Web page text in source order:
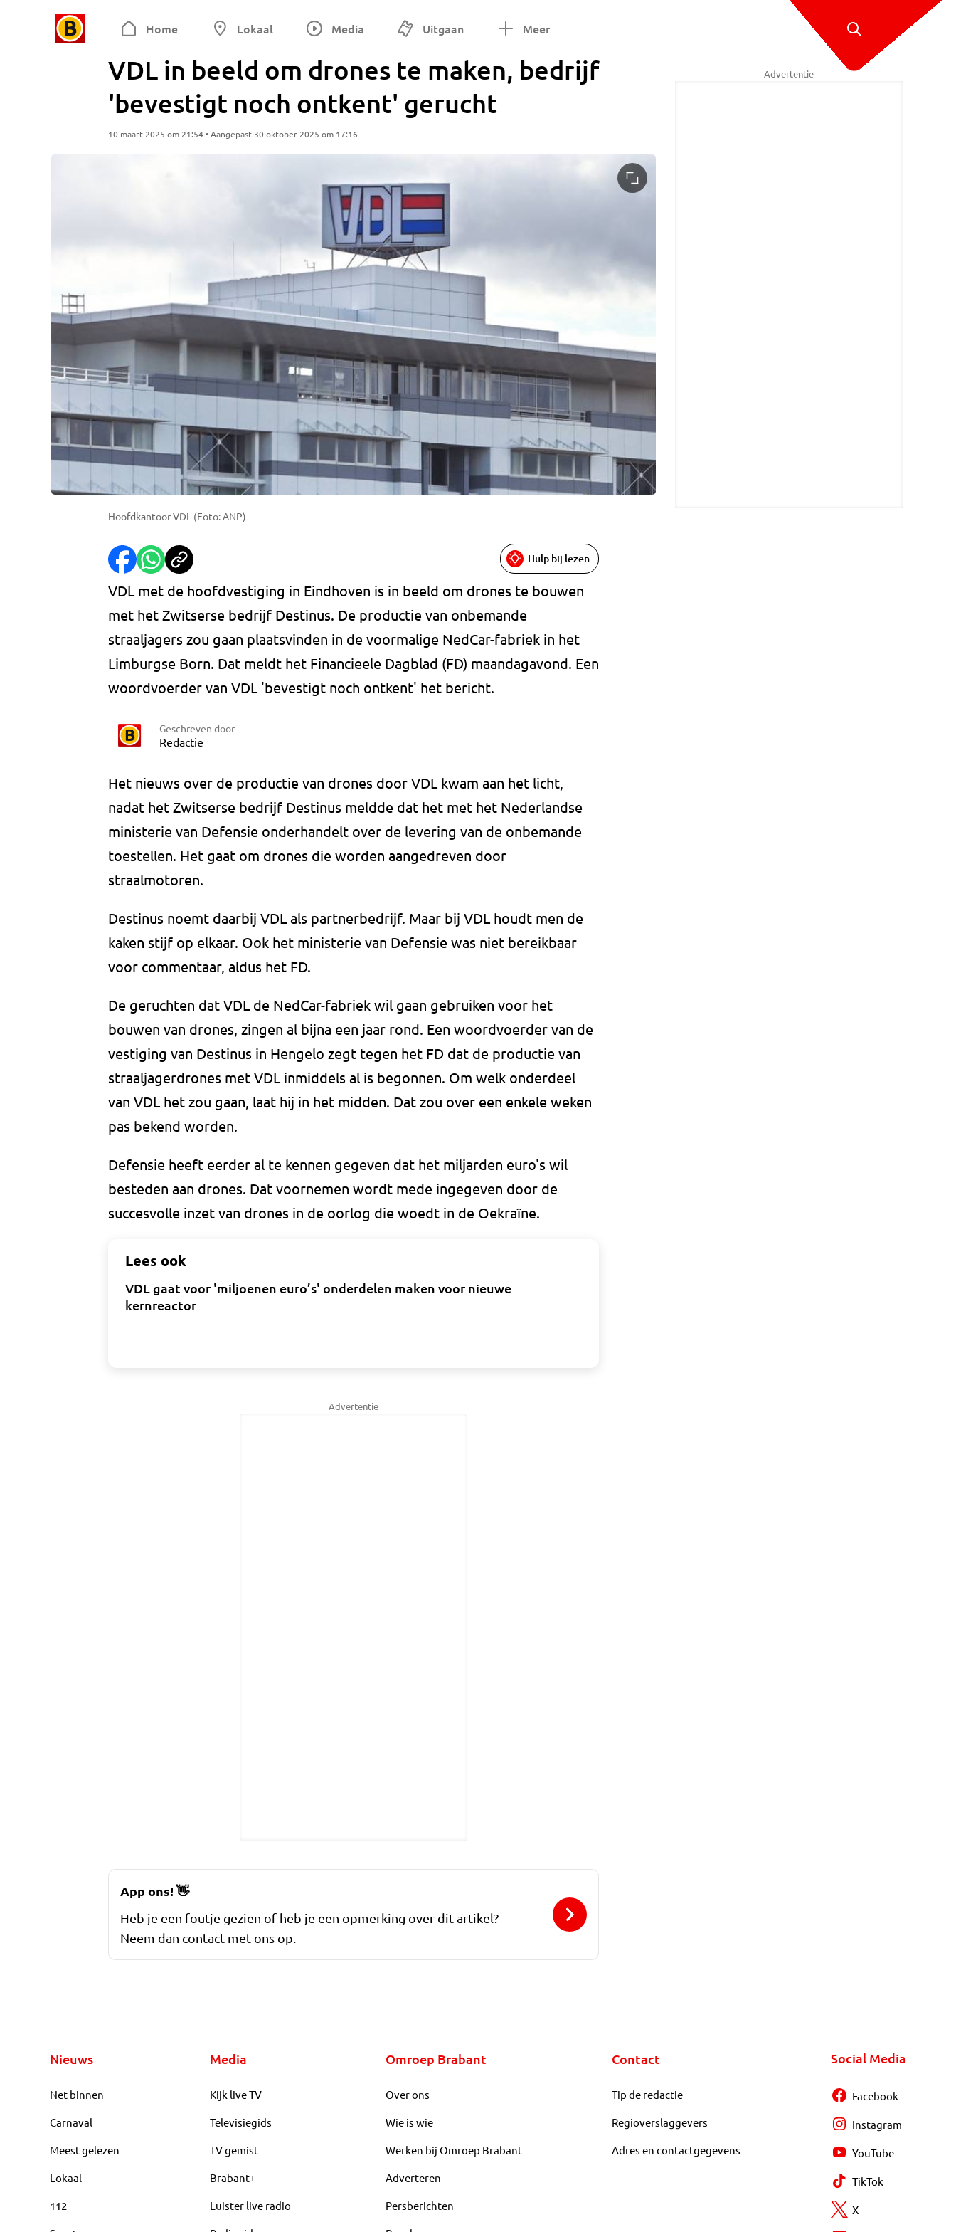
Home Lokaal Media Uitgaan Meer
VDL in beeld om drones te maken, bedrijf
'bevestigt noch ontkent' gerucht
10 maart 2025 om 21:54 • Aangepast 30 oktober 2025 om 17:16
Hoofdkantoor VDL (Foto: ANP)
Hulp bij lezen
VDL met de hoofdvestiging in Eindhoven is in beeld om drones te bouwen
met het Zwitserse bedrijf Destinus. De productie van onbemande
straaljagers zou gaan plaatsvinden in de voormalige NedCar-fabriek in het
Limburgse Born. Dat meldt het Financieele Dagblad (FD) maandagavond. Een
woordvoerder van VDL 'bevestigt noch ontkent' het bericht.
Geschreven door
Redactie
Het nieuws over de productie van drones door VDL kwam aan het licht,
nadat het Zwitserse bedrijf Destinus meldde dat het met het Nederlandse
ministerie van Defensie onderhandelt over de levering van de onbemande
toestellen. Het gaat om drones die worden aangedreven door
straalmotoren.
Destinus noemt daarbij VDL als partnerbedrijf. Maar bij VDL houdt men de
kaken stijf op elkaar. Ook het ministerie van Defensie was niet bereikbaar
voor commentaar, aldus het FD.
De geruchten dat VDL de NedCar-fabriek wil gaan gebruiken voor het
bouwen van drones, zingen al bijna een jaar rond. Een woordvoerder van de
vestiging van Destinus in Hengelo zegt tegen het FD dat de productie van
straaljagerdrones met VDL inmiddels al is begonnen. Om welk onderdeel
van VDL het zou gaan, laat hij in het midden. Dat zou over een enkele weken
pas bekend worden.
Defensie heeft eerder al te kennen gegeven dat het miljarden euro's wil
besteden aan drones. Dat voornemen wordt mede ingegeven door de
succesvolle inzet van drones in de oorlog die woedt in de Oekraïne.
Lees ook
VDL gaat voor 'miljoenen euro’s' onderdelen maken voor nieuwe
kernreactor
Advertentie
Advertentie
App ons!👋
Heb je een foutje gezien of heb je een opmerking over dit artikel?
Neem dan contact met ons op.
Nieuws
Net binnen
Carnaval
Meest gelezen
Lokaal
112
Media
Kijk live TV
Televisiegids
TV gemist
Brabant+
Luister live radio
Omroep Brabant
Over ons
Wie is wie
Werken bij Omroep Brabant
Adverteren
Persberichten
Contact
Tip de redactie
Regioverslaggevers
Adres en contactgegevens
Social Media
Facebook
Instagram
YouTube
TikTok
X